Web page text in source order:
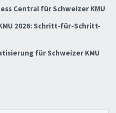
Central für Schweizer KMU
2026: Schritt-für-Schritt-
für Schweizer KMU